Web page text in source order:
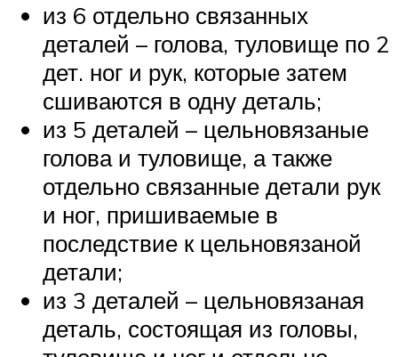
из 6 отдельно связанных
деталей – голова, туловище по 2
дет. ног и рук, которые затем
сшиваются в одну деталь;
из 5 деталей – цельновязаные
голова и туловище, а также
отдельно связанные детали рук
и ног, пришиваемые в
последствие к цельновязаной
детали;
из 3 деталей – цельновязаная
деталь, состоящая из головы,